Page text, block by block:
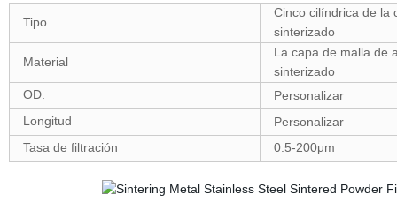
Tipo
Cinco cilíndrica de la
sinterizado
Material
La capa de malla de
sinterizado
OD.
Personalizar
Longitud
Personalizar
Tasa de filtración
0.5-200μm